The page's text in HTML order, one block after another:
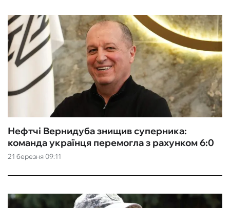
21 березня 09:11
Нефтчі Вернидуба знищив суперника:
команда українця перемогла з рахунком 6:0